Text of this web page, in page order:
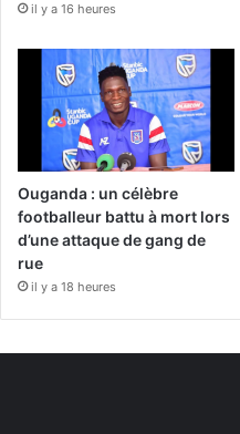
il y a 16 heures
Ouganda : un célèbre
footballeur battu à mort lors
d’une attaque de gang de
rue
il y a 18 heures